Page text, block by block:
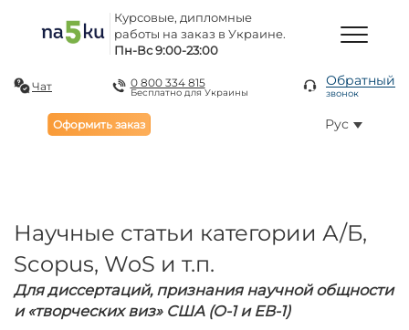
Курсовые, дипломные
работы на заказ в Украине.
Пн-Вс 9:00-23:00
Чат 0 800 334 815
Бесплатно для Украины
Обратный
звонок
Оформить заказ Рус
Научные статьи категории А/Б,
Scopus, WoS и т.п.
Для диссертаций, признания научной общности
и «творческих виз» США (O-1 и ЕВ-1)